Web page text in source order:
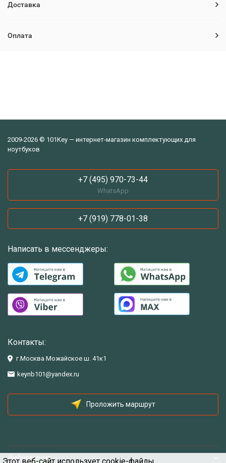
Доставка
Оплата
2009-2026 © 101Key — интернет-магазин комплектующих для
ноутбуков
+7 (495) 970-73-44
WhatsApp
+7 (919) 778-01-38
Написать в мессенджеры:
Контакты:
г.Москва Можайское ш. 41к1
keynb101@yandex.ru
Проложить маршрут
Информация